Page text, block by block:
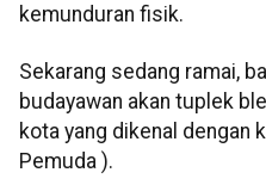
kemunduran fisik.
Sekarang sedang ramai,
budayawan akan tuplek
kota yang dikenal dengan
Pemuda ).